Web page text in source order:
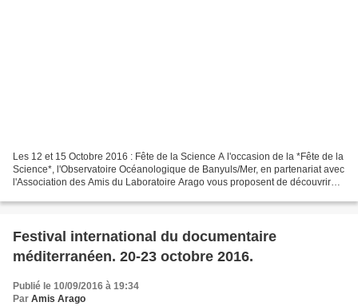
Les 12 et 15 Octobre 2016 : Fête de la Science A l'occasion de la *Fête de la
Science*, l'Observatoire Océanologique de Banyuls/Mer, en partenariat avec
l'Association des Amis du Laboratoire Arago vous proposent de découvrir
Festival international du documentaire
méditerranéen. 20-23 octobre 2016.
Publié le 10/09/2016 à 19:34
Par Amis Arago